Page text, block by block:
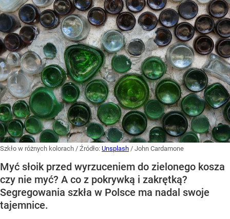
Szkło w różnych kolorach / Źródło: Unsplash / John Cardamone
Myć słoik przed wyrzuceniem do zielonego kosza
czy nie myć? A co z pokrywką i zakrętką?
Segregowania szkła w Polsce ma nadal swoje
tajemnice.